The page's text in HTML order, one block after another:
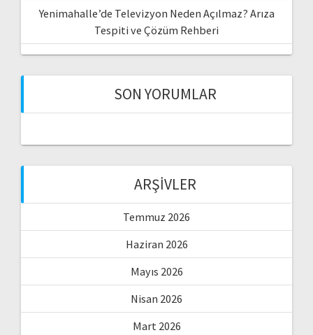
Yenimahalle’de Televizyon Neden Açılmaz? Arıza
Tespiti ve Çözüm Rehberi
SON YORUMLAR
ARŞIVLER
Temmuz 2026
Haziran 2026
Mayıs 2026
Nisan 2026
Mart 2026